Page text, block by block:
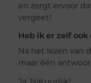
en zorgt ervoor
vergeet!
Heb ik er zelf ook
Na het lezen van
maar één